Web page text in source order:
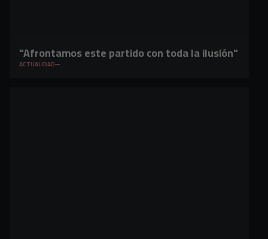
"Afrontamos este partido con toda la ilusión"
ACTUALIDAD